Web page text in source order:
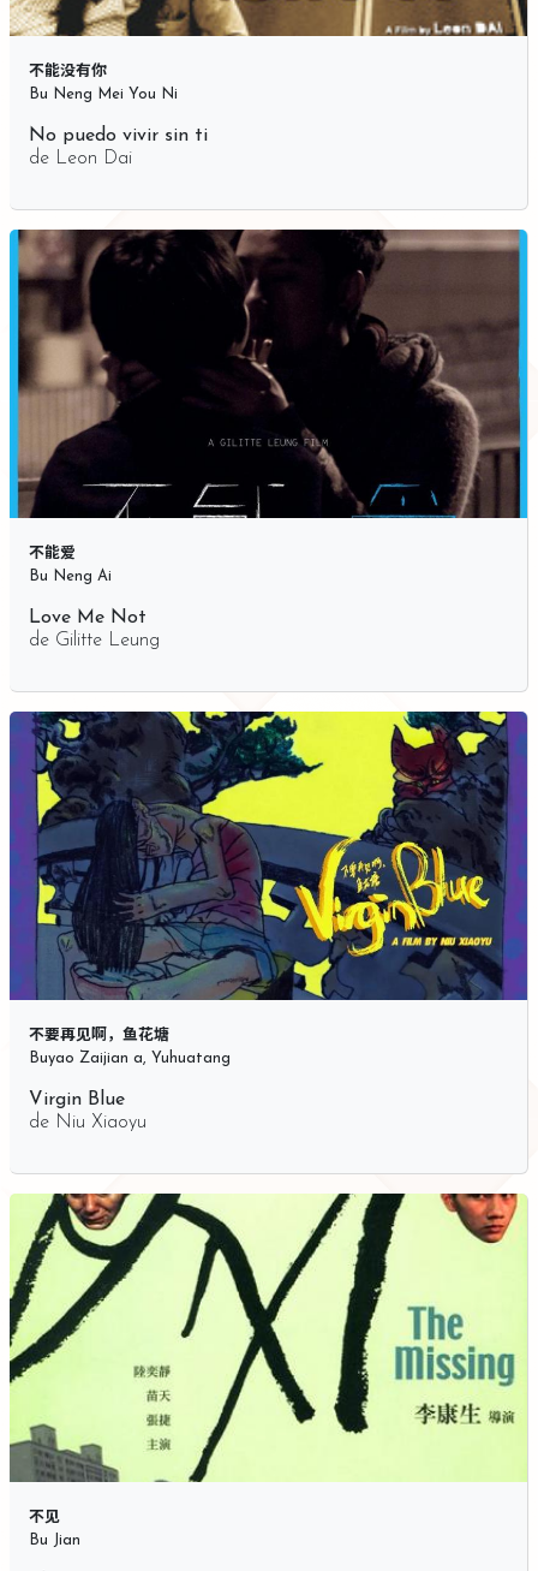
不能没有你
Bu Neng Mei You Ni
No puedo vivir sin ti
de Leon Dai
不能爱
Bu Neng Ai
Love Me Not
de Gilitte Leung
不要再见啊，鱼花塘
Buyao Zaijian a, Yuhuatang
Virgin Blue
de Niu Xiaoyu
不见
Bu Jian